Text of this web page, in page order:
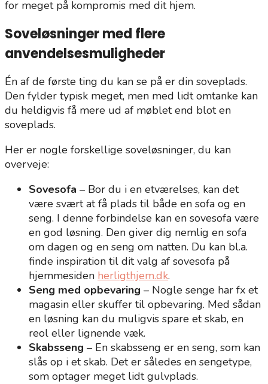
for meget på kompromis med dit hjem.
Soveløsninger med flere
anvendelsesmuligheder
Én af de første ting du kan se på er din soveplads.
Den fylder typisk meget, men med lidt omtanke kan
du heldigvis få mere ud af møblet end blot en
soveplads.
Her er nogle forskellige soveløsninger, du kan
overveje:
Sovesofa – Bor du i en etværelses, kan det
være svært at få plads til både en sofa og en
seng. I denne forbindelse kan en sovesofa være
en god løsning. Den giver dig nemlig en sofa
om dagen og en seng om natten. Du kan bl.a.
finde inspiration til dit valg af sovesofa på
hjemmesiden herligthjem.dk.
Seng med opbevaring – Nogle senge har fx et
magasin eller skuffer til opbevaring. Med sådan
en løsning kan du muligvis spare et skab, en
reol eller lignende væk.
Skabsseng – En skabsseng er en seng, som kan
slås op i et skab. Det er således en sengetype,
som optager meget lidt gulvplads.